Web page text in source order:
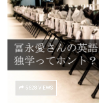
5628 VIEWS